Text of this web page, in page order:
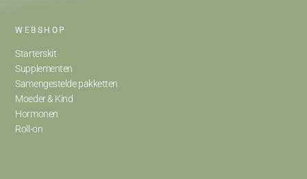
WEBSHOP
Starterskit
Supplementen
Samengestelde pakketten
Moeder & Kind
Hormonen
Roll-on